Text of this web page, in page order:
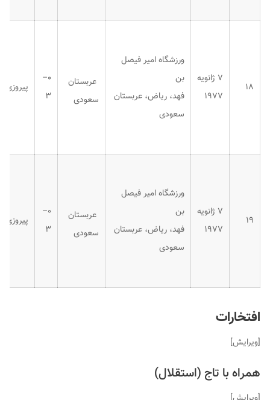
۱۸
۷ ژانویه
۱۹۷۷
ورزشگاه امیر فیصل
بن
فهد، ریاض، عربستان
سعودی
عربستان
سعودی
۰–
۳
پیروزی
۱۹
۷ ژانویه
۱۹۷۷
ورزشگاه امیر فیصل
بن
فهد، ریاض، عربستان
سعودی
عربستان
سعودی
۰–
۳
پیروزی
افتخارات
[ویرایش]
همراه با تاج (استقلال)